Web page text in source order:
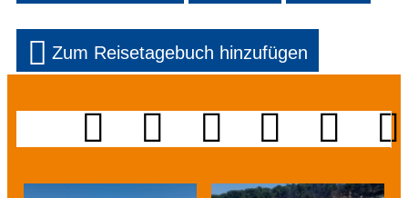
Zum Reisetagebuch hinzufügen